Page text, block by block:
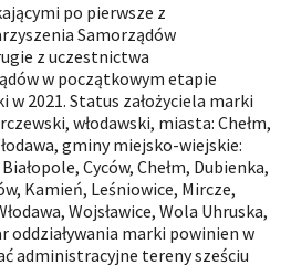
po pierwsze z
Samorządów
z uczestnictwa
w początkowym etapie
2021. Status założyciela marki
włodawski, miasta: Chełm,
gminy miejsko-wiejskie:
Cyców, Chełm, Dubienka,
Kamień, Leśniowice, Mircze,
Wojsławice, Wola Uhruska,
oddziaływania marki powinien w
administracyjne tereny sześciu